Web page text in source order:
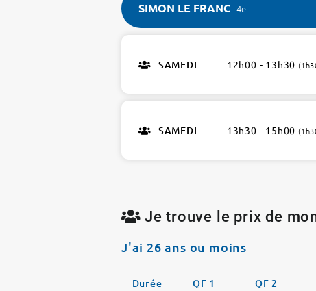
SIMON LE FRANC 4e
FRANCSAMEDI 12h00 - 13h30
SAMEDI 13h30 - 15h00
Je trouve le prix de
J'ai 26 ans ou moins
Durée QF 1 QF 2